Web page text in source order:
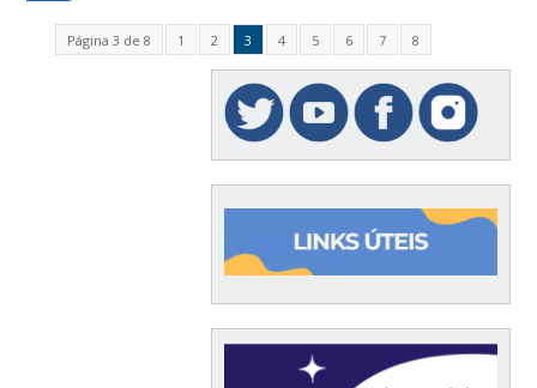
Página 3 de 8 1 2 3 4 5 6 7 8